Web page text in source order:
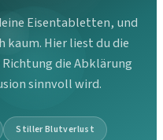
Eisentabletten, und
kaum. Hier liest du die
die Abklärung
sinnvoll wird.
Stiller Blutverlust